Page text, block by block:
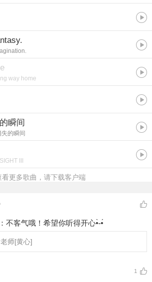
way home
瞬间
的瞬间
III
看更多歌曲，请下载客户端
： 不客气哦！希望你听得开心•̀֊•́
师[黄心]
1